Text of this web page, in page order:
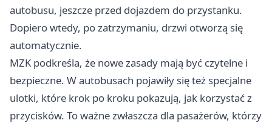
autobusu, jeszcze przed dojazdem do przystanku.
Dopiero wtedy, po zatrzymaniu, drzwi otworzą się
automatycznie.
MZK podkreśla, że nowe zasady mają być czytelne i
bezpieczne. W autobusach pojawiły się też specjalne
ulotki, które krok po kroku pokazują, jak korzystać z
przycisków. To ważne zwłaszcza dla pasażerów, którzy